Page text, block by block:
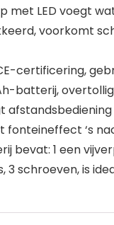
met LED voegt
voorkomt
certificering,
batterij,
fonteineffect ‘s
bevat: 1 een
3 schroeven, is